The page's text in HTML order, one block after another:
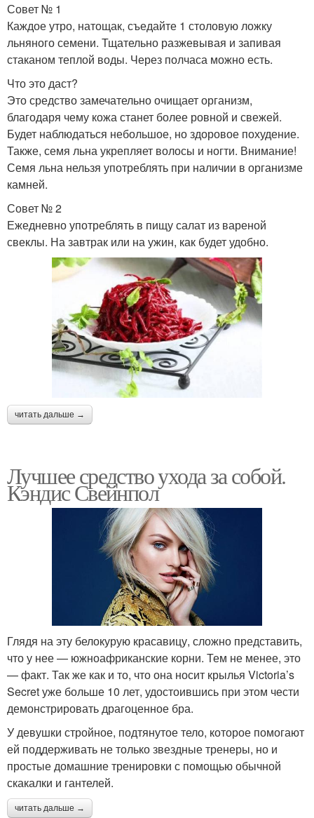
Совет № 1
Каждое утро, натощак, съедайте 1 столовую ложку
льняного семени. Тщательно разжевывая и запивая
стаканом теплой воды. Через полчаса можно есть.
Что это даст?
Это средство замечательно очищает организм,
благодаря чему кожа станет более ровной и свежей.
Будет наблюдаться небольшое, но здоровое похудение.
Также, семя льна укрепляет волосы и ногти. Внимание!
Семя льна нельзя употреблять при наличии в организме
камней.
Совет № 2
Ежедневно употреблять в пищу салат из вареной
свеклы. На завтрак или на ужин, как будет удобно.
читать дальше →
Лучшее средство ухода за собой.
Кэндис Свейнпол
Глядя на эту белокурую красавицу, сложно представить,
что у нее — южноафриканские корни. Тем не менее, это
— факт. Так же как и то, что она носит крылья Victoria’s
Secret уже больше 10 лет, удостоившись при этом чести
демонстрировать драгоценное бра.
У девушки стройное, подтянутое тело, которое помогают
ей поддерживать не только звездные тренеры, но и
простые домашние тренировки с помощью обычной
скакалки и гантелей.
читать дальше →